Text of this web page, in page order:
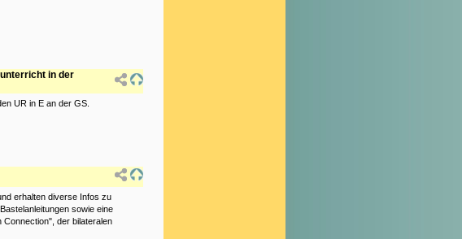
in der
UR in E an der GS.
erhalten diverse Infos zu
sowie eine
Connection", der bilateralen